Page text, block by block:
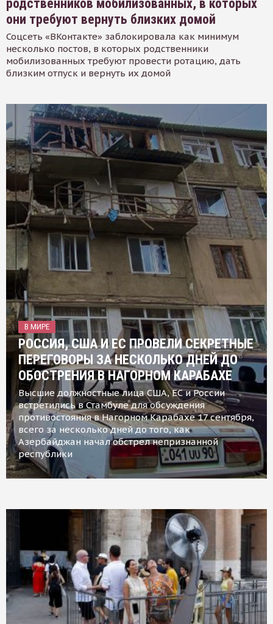
родственников мобилизованных, в которых
они требуют вернуть близких домой
Соцсеть «ВКонтакте» заблокировала как минимум
несколько постов, в которых родственники
мобилизованных требуют провести ротацию, дать
близким отпуск и вернуть их домой
В МИРЕ
РОССИЯ, США И ЕС ПРОВЕЛИ СЕКРЕТНЫЕ
ПЕРЕГОВОРЫ ЗА НЕСКОЛЬКО ДНЕЙ ДО
ОБОСТРЕНИЯ В НАГОРНОМ КАРАБАХЕ
Высшие должностные лица США, ЕС и России
встретились в Стамбуле для обсуждения
противостояния в Нагорном Карабахе 17 сентября,
всего за несколько дней до того, как
Азербайджан начал обстрел непризнанной
республики